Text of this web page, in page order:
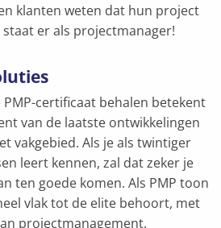
klanten weten dat hun project
staat er als projectmanager!
certificaat behalen betekent
van de laatste ontwikkelingen
vakgebied. Als je als twintiger
leert kennen, zal dat zeker je
ten goede komen. Als PMP toon
vlak tot de elite behoort, met
projectmanagement.